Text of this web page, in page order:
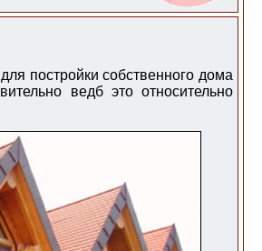
постройки собственного дома
ведб это относительно